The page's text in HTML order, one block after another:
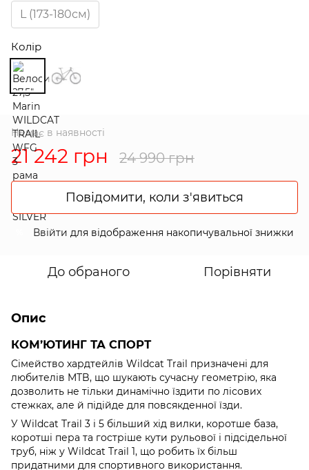
L (173-180см)
Колір
Немає в наявності
21 242 грн 24 990 грн
Повідомити, коли з'явиться
Ввійти для відображення накопичувальної знижки
До обраного Порівняти
Опис
КОМ’ЮТИНГ ТА СПОРТ
Сімейство хардтейлів Wildcat Trail призначені для
любителів MTB, що шукають сучасну геометрію, яка
дозволить не тільки динамічно їздити по лісових
стежках, але й підійде для повсякденної їзди.
У Wildcat Trail 3 і 5 більший хід вилки, коротше база,
коротші пера та гостріше кути рульової і підсідельної
труб, ніж у Wildcat Trail 1, що робить їх більш
придатними для спортивного використання.